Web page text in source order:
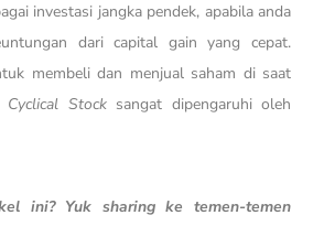
investasi jangka pendek, apabila anda
dari capital gain yang cepat.
membeli dan menjual saham di saat
Cyclical Stocksangat dipengaruhi oleh
ini? Yuk sharing ke temen-temen